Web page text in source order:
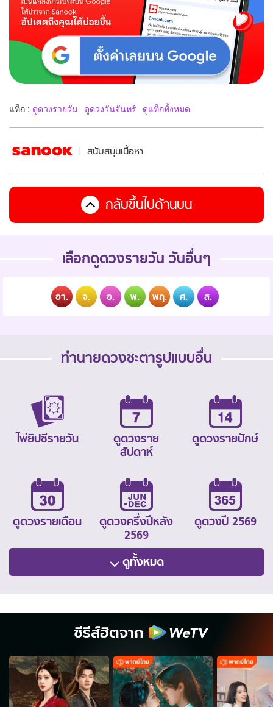
แท็ก : ดูดวงรายวัน ดูดวงวันจันทร์ ดูแท็กทั้งหมด
สนับสนุนเนื้อหา
กลับขึ้นไปด้านบน
เลือกดูดวงรายวัน วันอื่นๆ
อา. จ. อ. พ. พฤ. ศ. ส.
ทำนายดวงชะตารูปแบบอื่น
ไพ่ยิปซีรายวัน
ดูดวงราย
สัปดาห์
ดูดวงรายปักษ์
ดูดวงรายเดือน
ดูดวงครึ่งปีหลัง
2569
ดูดวงปี 2569
ดูทั้งหมด
ซีรีส์ฮิตจาก